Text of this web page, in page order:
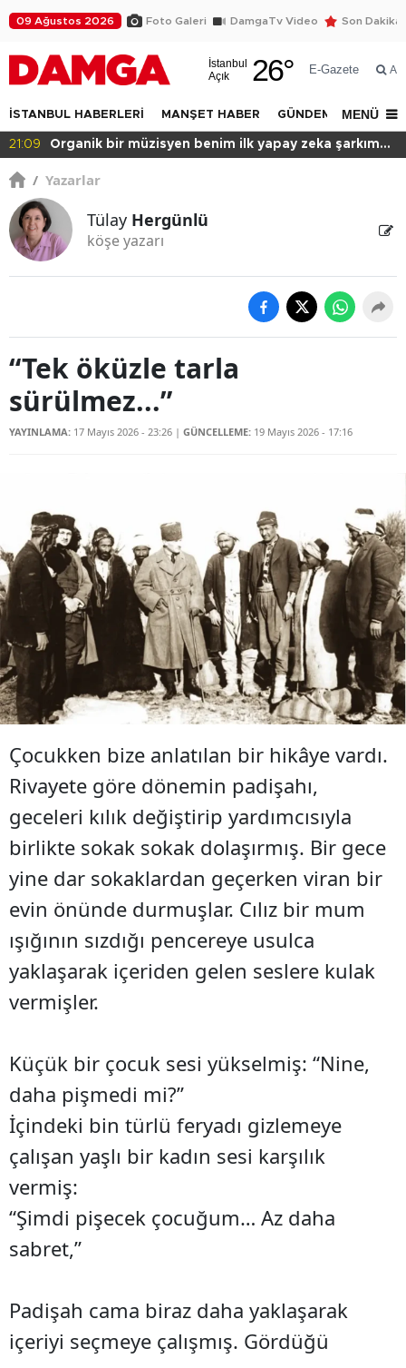
09 Ağustos 2026 Foto Galeri DamgaTv Video Son Dakika
İstanbul
Açık
26° E-Gazete Ara
İSTANBUL HABERLERİ MANŞET HABER GÜNDEM DÜNYA
MENÜ
20:49 Başkan var binası yok!
/ Yazarlar
Tülay Hergünlü
köşe yazarı
“Tek öküzle tarla
sürülmez...”
YAYINLAMA: 17 Mayıs 2026 - 23:26 | GÜNCELLEME: 19 Mayıs 2026 - 17:16
Çocukken bize anlatılan bir hikâye vardı.
Rivayete göre dönemin padişahı,
geceleri kılık değiştirip yardımcısıyla
birlikte sokak sokak dolaşırmış. Bir gece
yine dar sokaklardan geçerken viran bir
evin önünde durmuşlar. Cılız bir mum
ışığının sızdığı pencereye usulca
yaklaşarak içeriden gelen seslere kulak
vermişler.
Küçük bir çocuk sesi yükselmiş: “Nine,
daha pişmedi mi?”
İçindeki bin türlü feryadı gizlemeye
çalışan yaşlı bir kadın sesi karşılık
vermiş:
“Şimdi pişecek çocuğum… Az daha
sabret,”
Padişah cama biraz daha yaklaşarak
içeriyi seçmeye çalışmış. Gördüğü